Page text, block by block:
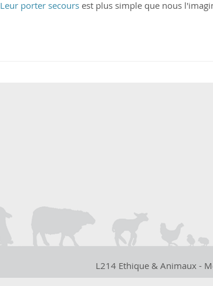
Leur porter secours est plus simple que nous
L214 Ethique & Animaux -